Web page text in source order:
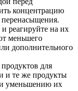
концентрацию
перенасыщения.
реагируйте на их
меньшего
дополнительного
для
и те же продукты
уменьшению их